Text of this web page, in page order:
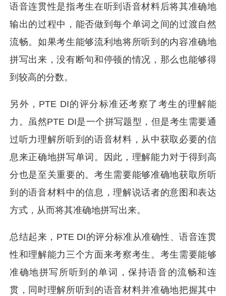
语音连贯性是指考生在听到语音材料后将其准确地
输出的过程中，能否做到每个单词之间的过渡自然
流畅。如果考生能够流利地将所听到的内容准确地
拼写出来，没有断句和停顿的情况，那么也能够得
到较高的分数。
另外，PTE DI的评分标准还考察了考生的理解能
力。虽然PTE DI是一个拼写题型，但是考生需要通
过听力理解所听到的语音材料，从中获取必要的信
息来正确地拼写单词。因此，理解能力对于得到高
分也是至关重要的。考生需要能够准确地获取所听
到的语音材料中的信息，理解说话者的意图和表达
方式，从而将其准确地拼写出来。
总结起来，PTE DI的评分标准从准确性、语音连贯
性和理解能力三个方面来考察考生。考生需要能够
准确地拼写所听到的单词，保持语音的流畅和连
贯，同时理解所听到的语音材料并准确地把握其中